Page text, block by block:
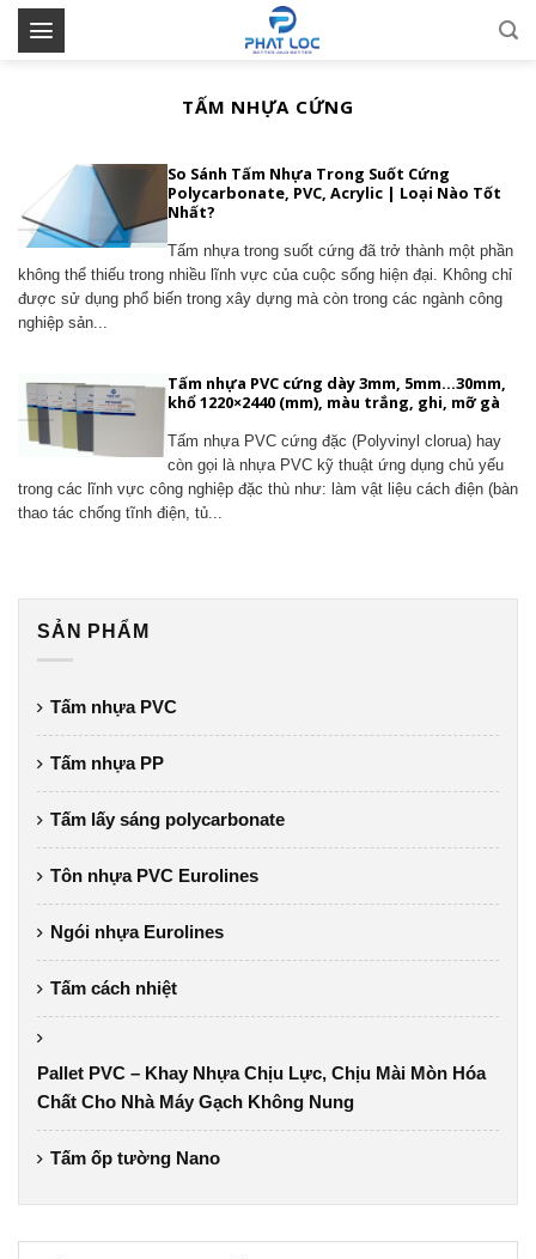
Skip
TẤM NHỰA CỨNG
SẢN PHẨM
Tấm nhựa PVC
Tấm nhựa PP
Tấm lấy sáng polycarbonate
Tôn nhựa PVC Eurolines
Ngói nhựa Eurolines
Tấm cách nhiệt
Pallet PVC – Khay Nhựa Chịu Lực, Chịu Mài Mòn Hóa
Chất Cho Nhà Máy Gạch Không Nung
Tấm ốp tường Nano
So Sánh Tấm Nhựa Trong Suốt Cứng
Polycarbonate, PVC, Acrylic | Loại Nào Tốt
Nhất?
Tấm nhựa trong suốt cứng đã trở thành một phần
không thể thiếu trong nhiều lĩnh vực của cuộc sống hiện đại. Không chỉ
được sử dụng phổ biến trong xây dựng mà còn trong các ngành công
nghiệp sản...
Tấm nhựa PVC cứng dày 3mm, 5mm…30mm,
khổ 1220×2440 (mm), màu trắng, ghi, mỡ gà
Tấm nhựa PVC cứng đặc (Polyvinyl clorua) hay
còn gọi là nhựa PVC kỹ thuật ứng dụng chủ yếu
trong các lĩnh vực công nghiệp đặc thù như: làm vật liệu cách điện (bàn
thao tác chống tĩnh điện, tủ...